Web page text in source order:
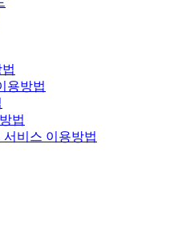
용방법
법
서비스 이용방법